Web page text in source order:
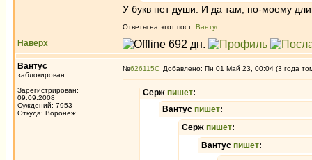
У букв нет души. И да там, по-моему
Ответы на этот пост: Вантус
Наверх
Вантус
заблокирован
Зарегистрирован:
09.09.2008
Суждений: 7953
Откуда: Воронеж
№626115 Добавлено: Пн 01 Май 23, 00:04 (3 года
Серж пишет:
Вантус пишет:
Серж пишет:
Вантус пишет: